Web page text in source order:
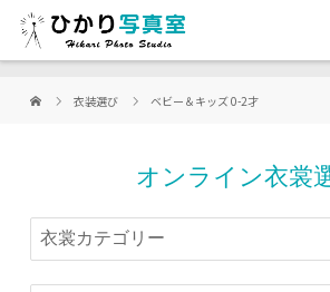
衣装選び ベビー＆キッズ 0-2才
オンライン衣裳